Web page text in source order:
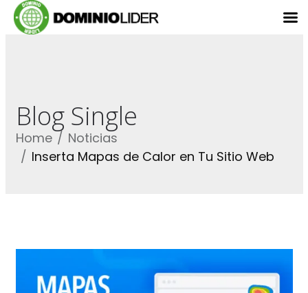
Blog Single
Home
Noticias
Inserta Mapas de Calor en Tu Sitio Web